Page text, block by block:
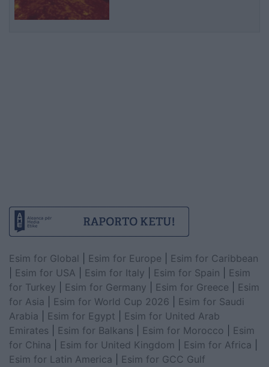
Esim for Global Esim for Europe
Esim for Caribbean
Esim for USA Esim for Italy Esim for Spain
Esim
for Turkey
Esim for Germany Esim for Greece
Esim
for Asia
Esim for World Cup 2026
Esim for Saudi
Arabia
Esim for Egypt
Esim for United Arab
Emirates
Esim for Balkans Esim for Morocco
Esim
for China
Esim for United Kingdom Esim for Africa
Esim for Latin America
Esim for GCC Gulf